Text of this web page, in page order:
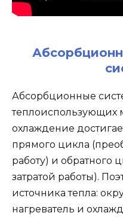
Абсорбционные
теплоиспользующих
охлаждение
прямого цикла
работу) и обратного
затратой работы).
источника тепла:
нагреватель и